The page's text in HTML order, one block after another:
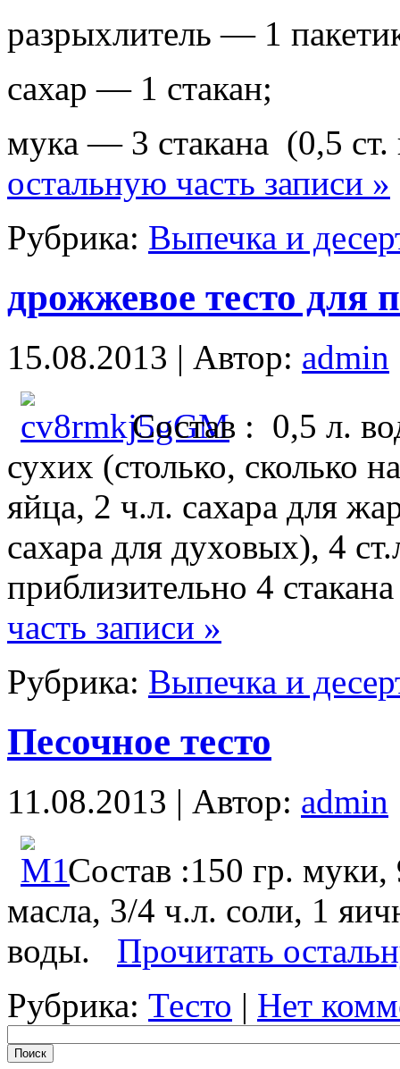
разрыхлитель — 1
сахар — 1 стакан;
мука — 3 стакана (0,5
остальную часть записи »
Рубрика: Выпечка и
дрожжевое тесто для
15.08.2013 | Автор: admin
Состав : 0,5 л.
сухих (столько, сколько
яйца, 2 ч.л. сахара для
сахара для духовых), 4
приблизительно 4
часть записи »
Рубрика: Выпечка и
Песочное тесто
11.08.2013 | Автор: admin
Состав :150 гр. муки,
масла, 3/4 ч.л. соли, 1
воды. Прочитать
Рубрика: Тесто | Нет